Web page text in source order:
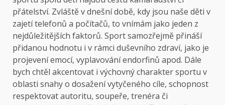
přátelství. Zvláště v dnešní době, kdy jsou naše děti v
zajetí telefonů a počítačů, to vnímám jako jeden z
nejdůležitějších faktorů. Sport samozřejmě přináší
přidanou hodnotu i v rámci duševního zdraví, jako je
projevení emocí, vyplavování endorfinů apod. Dále
bych chtěl akcentovat i výchovný charakter sportu v
oblasti snahy o dosažení vytyčeného cíle, schopnost
respektovat autoritu, soupeře, trenéra či